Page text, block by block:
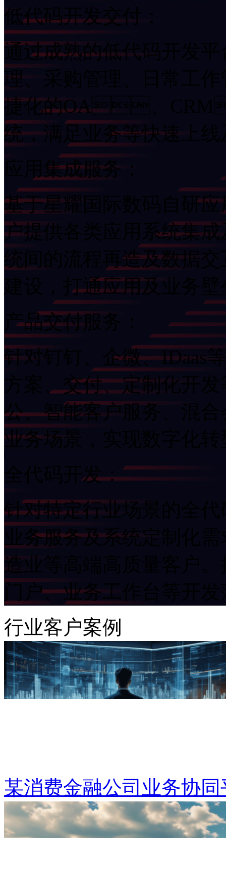
低代码开发交付：
通过成熟的低代码开发平台
理、采购管理、日常
捷化的OA、
统，满足业务等快速上
应用集成服务：
基于星耀国际数码自研应
户提供各类应用系统集成
统间的流程再造及数据交
建设，打通应用及业务
产品交付服务：
针对钉钉、企微、
方案、交付、定制化
公、智能客户服务、混
业务场景，实现数字化
全代码开发：
针对特定行业场景的全代
业务服务及系统定制化需
造业等高端高质量客户。
门户、业务工作台等开
行业客户案例
某消费金融公司业务协